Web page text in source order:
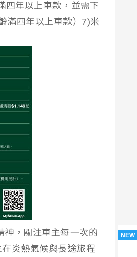
NEW
四年以上車款，並需下
滿四年以上車款）7)米
神，關注車主每一次的
炎熱氣候與長途旅程